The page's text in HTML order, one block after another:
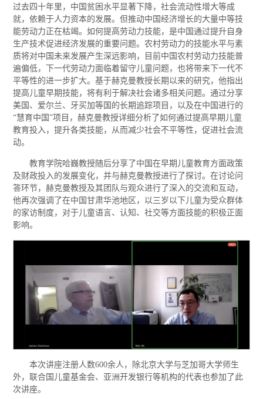
过去四十年里，中国贫困水平显著下降，社会流动性增大等成
就，依赖于人力资本的发展。但推动中国经济增长的大量中等技
能劳动力正在枯竭。如何提高劳动力技能，是中国通过提升自身
生产技术促进经济发展的重要问题。农村劳动力的技能水平与素
质将对中国未来发展产生深远影响，目前中国农村劳动力技能普
遍偏低，下一代劳动力面临着留守儿童问题，也将带来下一代不
平等性的进一步扩大。基于赫克曼教授长期以来的研究，他指出
提高儿童早期技能，将有利于解决社会诸多相关问题。通过分享
美国、爱尔兰、牙买加等国的长期追踪项目，以及在中国进行的
“慧育中国”项目，赫克曼教授详细分析了如何通过提高早期儿童
教育投入，提升各类技能，从而减少社会不平等性，促进社会流
动。
教育学院哈巍教授随后分享了中国在早期儿童教育方面政策
及财政投入的发展变化，并与赫克曼教授进行了探讨。在讨论问
答环节，赫克曼教授及其团队与观众进行了深入的交流和互动，
他再次强调了在中国甘肃华池地区，以三岁以下儿童为受众群体
的家访制度，对于儿童语言、认知、社交等方面技能的积极正面
影响。
本次讲座注册人数600余人，除北京大学与芝加哥大学师生
外，联合国儿童基金会、亚洲开发银行等机构的代表也参加了此
次讲座。